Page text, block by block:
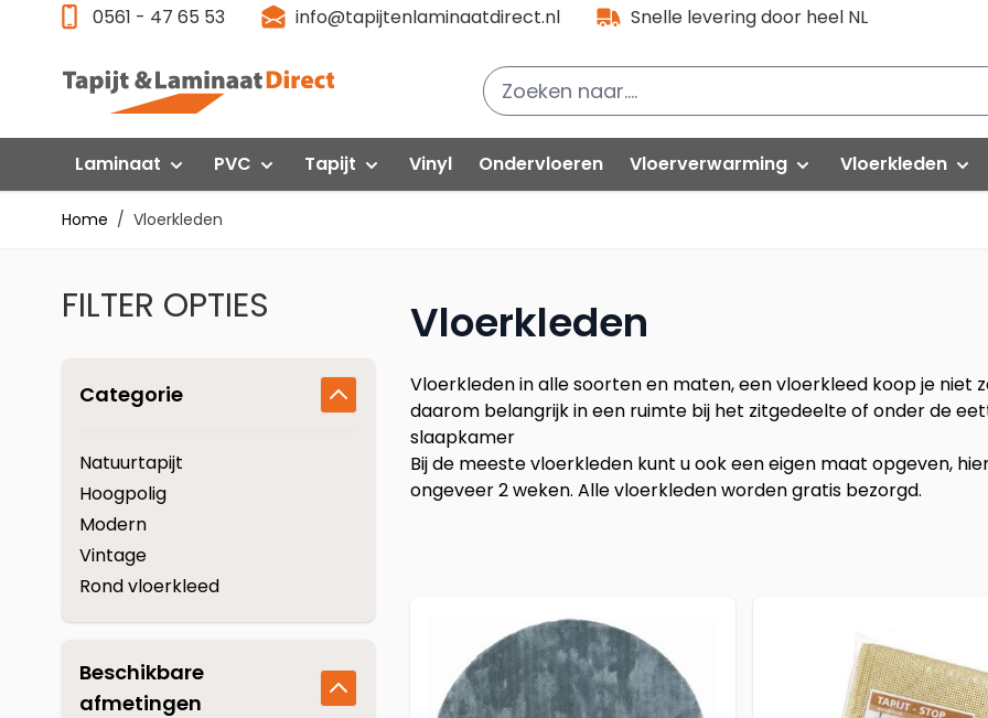
Ga direct door naar de inhoud
0561 - 47 65 53 info@tapijtenlaminaatdirect.nl Snelle levering door heel NL
Laminaat
Quick-Step
Swiss Krono
Meister
PVC
Floorlife VT Wonen
Floorlife PVC
Quick-Step
Gelasta
Vivafloors
Tapijt Vinyl Ondervloeren Vloerverwarming
Isolatieplaten
Vloerkleden
Vintage
Rond
Home / Vloerkleden
FILTER OPTIES
Categorie
Natuurtapijt
Hoogpolig
Modern
Vintage
Rond vloerkleed
Beschikbare
afmetingen
Vloerkleden
Vloerkleden in alle soorten en maten, een vloerkleed koop je niet
daarom belangrijk in een ruimte bij het zitgedeelte of onder de
slaapkamer
Bij de meeste vloerkleden kunt u ook een eigen maat opgeven,
ongeveer 2 weken. Alle vloerkleden worden gratis bezorgd.